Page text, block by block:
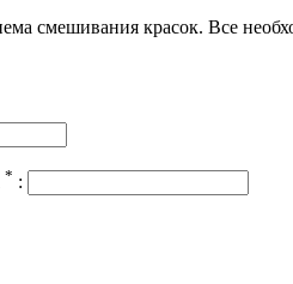
смешивания красок. Все
* :